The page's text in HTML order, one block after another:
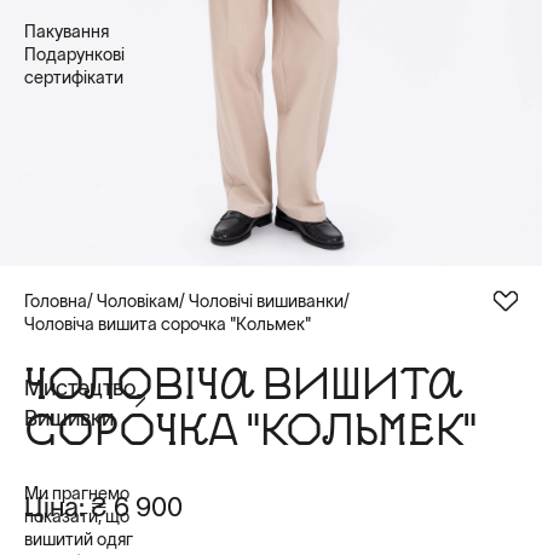
Головна Чоловікам Чоловічі вишиванки
Чоловіча вишита сорочка "Кольмек"
ЧОЛОВІЧА ВИШИТА
СОРОЧКА "КОЛЬМЕК"
Ціна:₴ 6 900
Пакування
Подарункові
сертифікати
Мистецтво
Вишивки
Ми прагнемо
показати, що
вишитий одяг